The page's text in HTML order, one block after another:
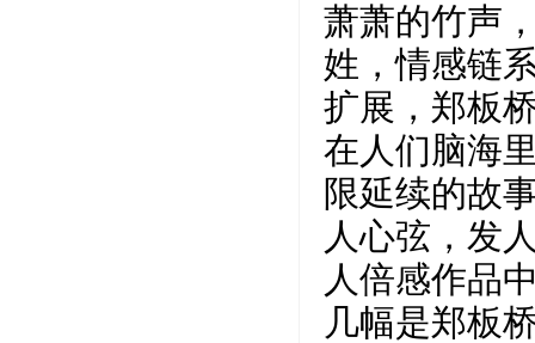
萧萧的竹声
姓，情感链
扩展，郑板
在人们脑海
限延续的故
人心弦，发
人倍感作品
几幅是郑板